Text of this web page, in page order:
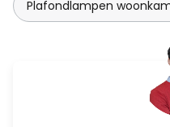
Plafondlampen